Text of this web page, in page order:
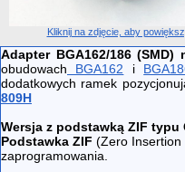
Kliknij na zdjęcie, aby
Adapter BGA162/186
obudowach BGA162 i
dodatkowych ramek
809H
Wersja z podstawką ZIF typu
Podstawka ZIF (Zero
zaprogramowania.